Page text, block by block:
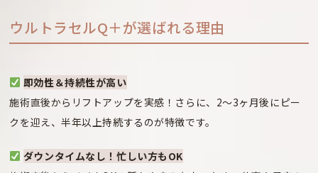
ウルトラセルQ＋が選ばれる理由
即効性＆持続性が高い
施術直後からリフトアップを実感！さらに、2～3ヶ月後にピー
クを迎え、半年以上持続するのが特徴です。
ダウンタイムなし！忙しい方もOK